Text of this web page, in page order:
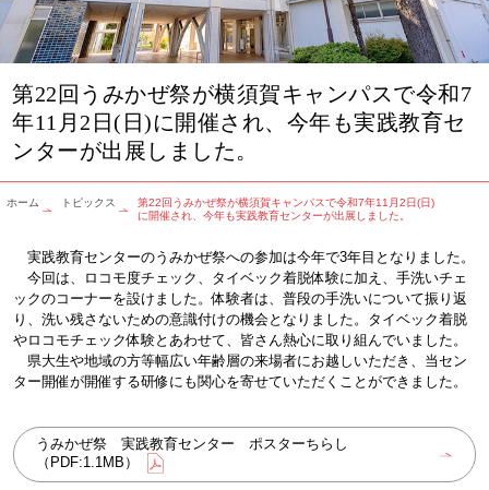
第22回うみかぜ祭が横須賀キャンパスで令和7
年11月2日(日)に開催され、今年も実践教育セ
ンターが出展しました。
ホーム トピックス
第22回うみかぜ祭が横須賀キャンパスで令和7年11月2日(日)
に開催され、今年も実践教育センターが出展しました。
実践教育センターのうみかぜ祭への参加は今年で3年目となりました。
今回は、ロコモ度チェック、タイベック着脱体験に加え、手洗いチェ
ックのコーナーを設けました。体験者は、普段の手洗いについて振り返
り、洗い残さないための意識付けの機会となりました。タイベック着脱
やロコモチェック体験とあわせて、皆さん熱心に取り組んでいました。
県大生や地域の方等幅広い年齢層の来場者にお越しいただき、当セン
ター開催が開催する研修にも関心を寄せていただくことができました。
うみかぜ祭 実践教育センター ポスターちらし
（PDF:1.1MB）